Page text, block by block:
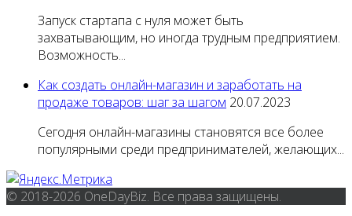
Запуск стартапа с нуля может быть
захватывающим, но иногда трудным предприятием.
Возможность...
Как создать онлайн-магазин и заработать на
продаже товаров: шаг за шагом 20.07.2023
Сегодня онлайн-магазины становятся все более
популярными среди предпринимателей, желающих...
© 2018-2026 OneDayBiz. Все права защищены.